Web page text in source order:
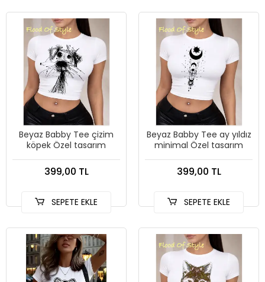
Beyaz Babby Tee çizim
köpek Özel tasarım
399,00 TL
SEPETE EKLE
Beyaz Babby Tee ay yıldız
minimal Özel tasarım
399,00 TL
SEPETE EKLE